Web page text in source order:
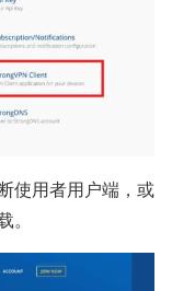
使用者用户端，或